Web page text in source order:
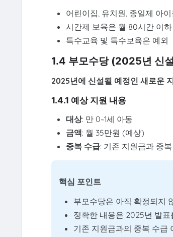
어린이집, 유치원, 종일제 아
시간제 보육은 월 80시간 이
특수교육 및 특수보육은 예외
1.4 부모수당 (2025년 신
2025년에 신설될 예정인 새로운
1.4.1 예상 지원 내용
대상: 만 0~1세 아동
금액: 월 35만원 (예상)
중복 수급: 기존 지원금과 중
핵심 포인트
부모수당은 아직 확정되지
정확한 내용은 2025년 발
기존 지원금과의 중복 수급